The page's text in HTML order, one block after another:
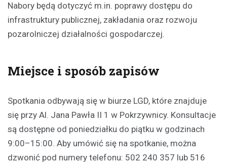
Nabory będą dotyczyć m.in. poprawy dostępu do
infrastruktury publicznej, zakładania oraz rozwoju
pozarolniczej działalności gospodarczej.
Miejsce i sposób zapisów
Spotkania odbywają się w biurze LGD, które znajduje
się przy Al. Jana Pawła II 1 w Pokrzywnicy. Konsultacje
są dostępne od poniedziałku do piątku w godzinach
9:00–15:00. Aby umówić się na spotkanie, można
dzwonić pod numery telefonu: 502 240 357 lub 516